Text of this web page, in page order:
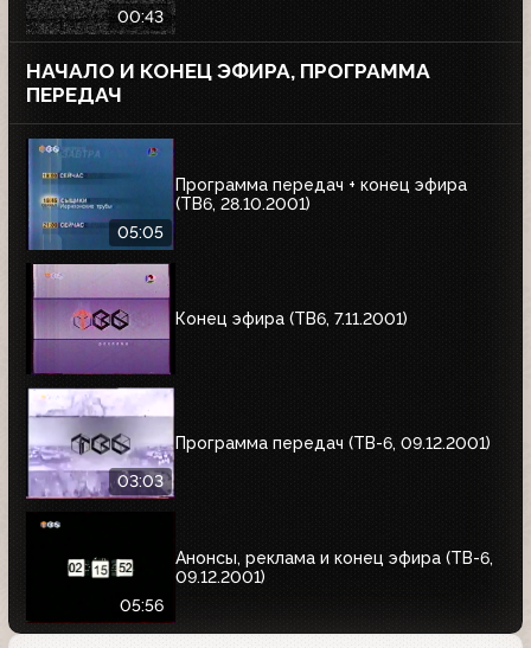
00:43
НАЧАЛО И КОНЕЦ ЭФИРА, ПРОГРАММА
ПЕРЕДАЧ
05:05
Программа передач + конец эфира
(ТВ6, 28.10.2001)
Конец эфира (ТВ6, 7.11.2001)
03:03
Программа передач (ТВ-6, 09.12.2001)
05:56
Анонсы, реклама и конец эфира (ТВ-6,
09.12.2001)